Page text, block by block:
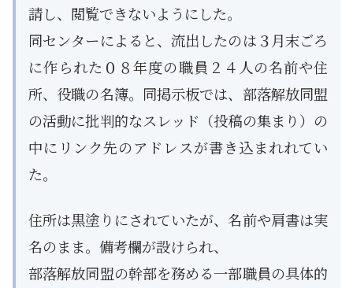
請し、閲覧できないようにした。
同センターによると、流出したのは３月末ごろ
に作られた０８年度の職員２４人の名前や住
所、役職の名簿。同掲示板では、部落解放同盟
の活動に批判的なスレッド（投稿の集まり）の
中にリンク先のアドレスが書き込まれれてい
た。
住所は黒塗りにされていたが、名前や肩書は実
名のまま。備考欄が設けられ、
部落解放同盟の幹部を務める一部職員の具体的